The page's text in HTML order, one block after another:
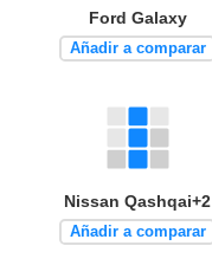
Ford Galaxy
Añadir a comparar
Nissan Qashqai+2
Añadir a comparar